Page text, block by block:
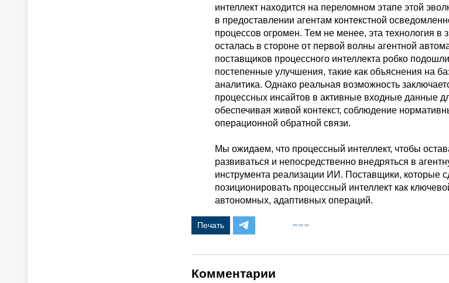
интеллект находится на переломном этапе этой
в предоставлении агентам контекстной
процессов огромен. Тем не менее, эта технология в
осталась в стороне от первой волны агентной
поставщиков процессного интеллекта робко
постепенные улучшения, такие как объяснения на
аналитика. Однако реальная возможность
процессных инсайтов в активные входные данные
обеспечивая живой контекст, соблюдение
операционной обратной связи.
Мы ожидаем, что процессный интеллект, чтобы
развиваться и непосредственно внедряться в
инструмента реализации ИИ. Поставщики, которые
позиционировать процессный интеллект как
автономных, адаптивных операций.
Печать
Комментарии